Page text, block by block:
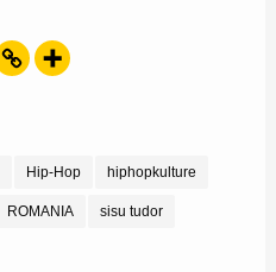
Hip-Hop hiphopkulture
ROMANIA sisu tudor